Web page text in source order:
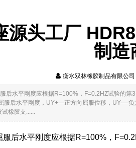
源头工厂
制造
衡水双林橡胶制品有限公
后水平刚度应根据R=100%，F=0.2HZ试验的第
服后水平刚度，UY+―正方向屈服位移，UY-―
橡胶支......
后水平刚度应根据R=100%，